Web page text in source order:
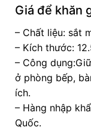
Giá để khăn
– Chất liệu: sắt
– Kích thước:
– Công
ở phòng bếp,
ích.
– Hàng nhập
Quốc.